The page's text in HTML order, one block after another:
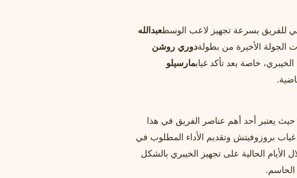
للفريق بسرعة تجهيز لاعب الوسطعبدالله
الجولة الأخيرة من بطولةدوري روشن
خاصة بعد تأكد غيابمارسيلو
يعتبر أحد أهم عناصر الفريق في هذا
بروزوفيتش وتقديم الأداء المطلوب في
الحالية على تجهيز الخيبري بالشكل
الحاسم.